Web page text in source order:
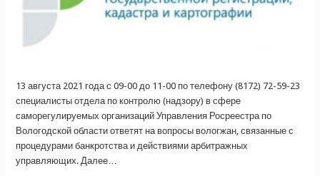
13 августа 2021 года с 09-00 до 11-00 по телефону (8172) 72-59-23
специалисты отдела по контролю (надзору) в сфере
саморегулируемых организаций Управления Росреестра по
Вологодской области ответят на вопросы вологжан, связанные с
процедурами банкротства и действиями арбитражных
управляющих. Далее…